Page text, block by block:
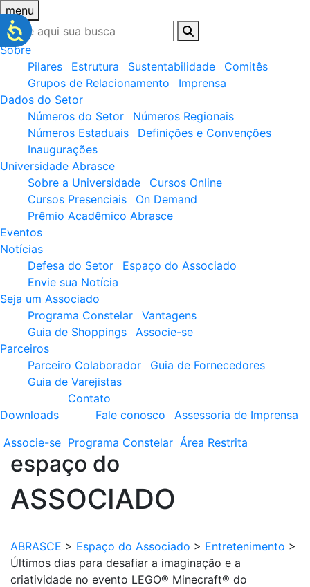
menu
Sobre
Pilares
Estrutura Sustentabilidade
Comitês
Grupos de Relacionamento
Imprensa
Dados do Setor
Números do Setor
Números Regionais
Números Estaduais
Definições e Convenções
Inaugurações
Universidade Abrasce
Sobre a Universidade
Cursos Online
Cursos Presenciais
On Demand
Prêmio Acadêmico Abrasce
Eventos
Notícias
Defesa do Setor
Espaço do Associado
Envie sua Notícia
Seja um Associado
Programa Constelar
Vantagens
Guia de Shoppings
Associe-se
Parceiros
Parceiro Colaborador
Guia de Fornecedores
Guia de Varejistas
Downloads
Contato
Fale conosco
Assessoria de Imprensa
Associe-se Programa Constelar Área Restrita
espaço do
ASSOCIADO
ABRASCE > Espaço do Associado > Entretenimento >
Últimos dias para desafiar a imaginação e a
criatividade no evento LEGO® Minecraft® do